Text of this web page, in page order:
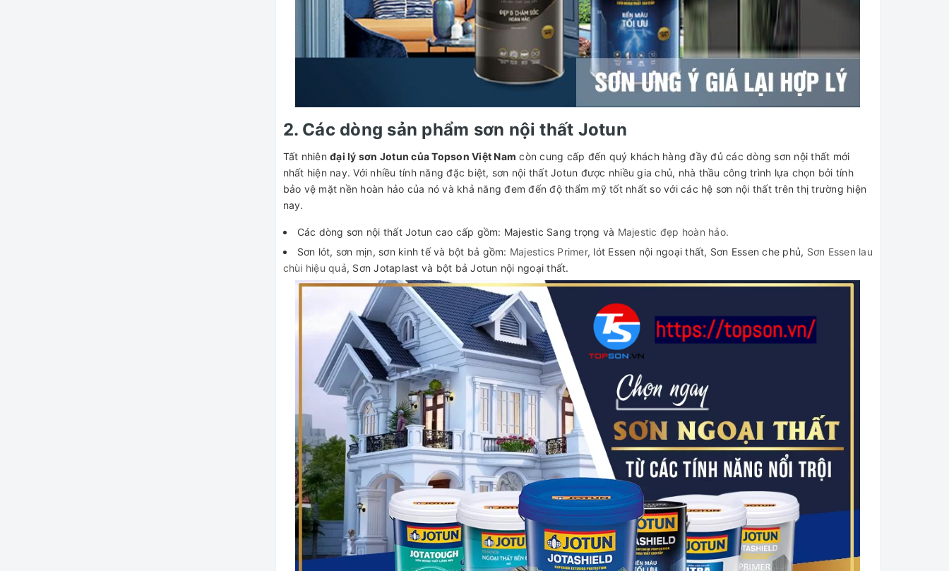
2. Các dòng sản phẩm sơn nội thất Jotun
Tất nhiên đại lý sơn Jotun của Topson Việt Nam còn cung cấp đến quý khách hàng đầy đủ các dòng sơn nội thất mới
nhất hiện nay. Với nhiều tính năng đặc biệt, sơn nội thất Jotun được nhiều gia chủ, nhà thầu công trình lựa chọn bởi tính
bảo vệ mặt nền hoàn hảo của nó và khả năng đem đến độ thẩm mỹ tốt nhất so với các hệ sơn nội thất trên thị trường hiện
nay.
Các dòng sơn nội thất Jotun cao cấp gồm: Majestic Sang trọng và Majestic đẹp hoàn hảo.
Sơn lót, sơn mịn, sơn kinh tế và bột bả gồm: Majestics Primer, lót Essen nội ngoại thất, Sơn Essen che phủ, Sơn Essen lau
chùi hiệu quả, Sơn Jotaplast và bột bả Jotun nội ngoại thất.